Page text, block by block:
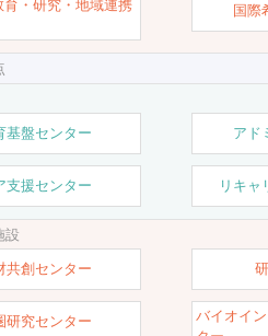
育・研究・地域連携
国際
基盤センター アド
支援センター リキャ
設
共創センター
研究センター
バイオイ